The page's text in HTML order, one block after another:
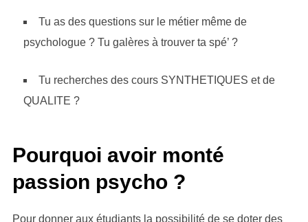
Tu as des questions sur le métier même de
psychologue ? Tu galères à trouver ta spé’ ?
Tu recherches des cours SYNTHETIQUES et de
QUALITE ?
Pourquoi avoir monté
passion psycho ?
Pour donner aux étudiants la possibilité de se doter des